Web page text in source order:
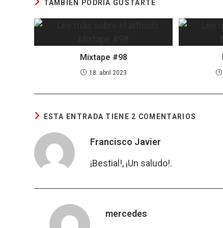
TAMBIÉN PODRÍA GUSTARTE
Mixtape #98
18. abril 2023
ESTA ENTRADA TIENE 2 COMENTARIOS
Francisco Javier
¡Bestial!, ¡Un saludo!.
mercedes